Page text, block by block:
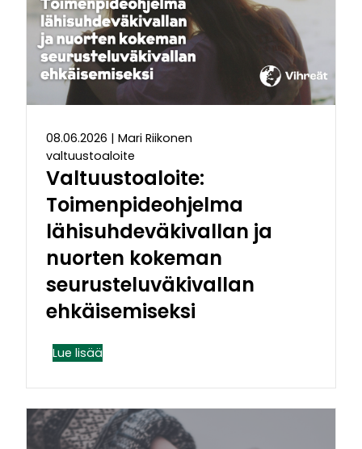
08.06.2026 | Mari Riikonen
valtuustoaloite
Valtuustoaloite:
Toimenpideohjelma
lähisuhdeväkivallan ja
nuorten kokeman
seurusteluväkivallan
ehkäisemiseksi
Lue lisää